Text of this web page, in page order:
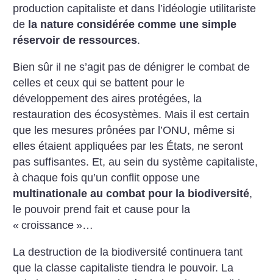
production capitaliste et dans l’idéologie utilitariste
de la nature considérée comme une simple
réservoir de ressources.
Bien sûr il ne s’agit pas de dénigrer le combat de
celles et ceux qui se battent pour le
développement des aires protégées, la
restauration des écosystèmes. Mais il est certain
que les mesures prônées par l’ONU, même si
elles étaient appliquées par les États, ne seront
pas suffisantes. Et, au sein du système capitaliste,
à chaque fois qu’un conflit oppose une
multinationale au combat pour la biodiversité,
le pouvoir prend fait et cause pour la
« croissance »…
La destruction de la biodiversité continuera tant
que la classe capitaliste tiendra le pouvoir. La